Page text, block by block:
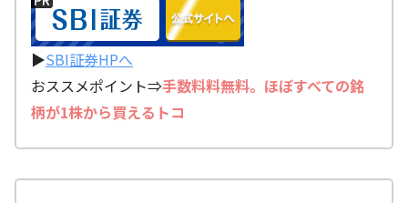
▶SBI証券HPへ
おススメポイント⇒手数料料無料。ほぼすべての銘
柄が1株から買えるトコ